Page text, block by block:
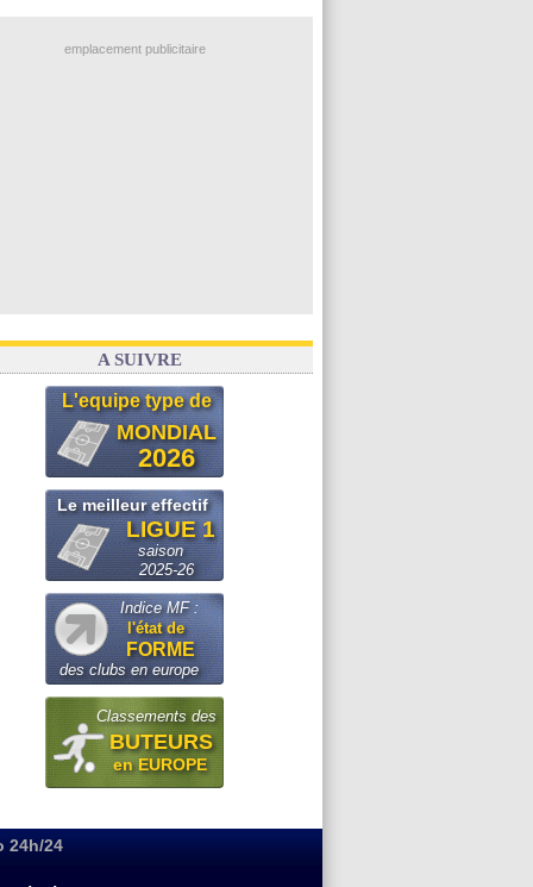
emplacement publicitaire
A SUIVRE
L'equipe type de
MONDIAL
2026
Le meilleur effectif
LIGUE 1
saison
2025-26
Indice MF :
l'état de
FORME
des clubs en europe
Classements des
BUTEURS
en EUROPE
24h/24